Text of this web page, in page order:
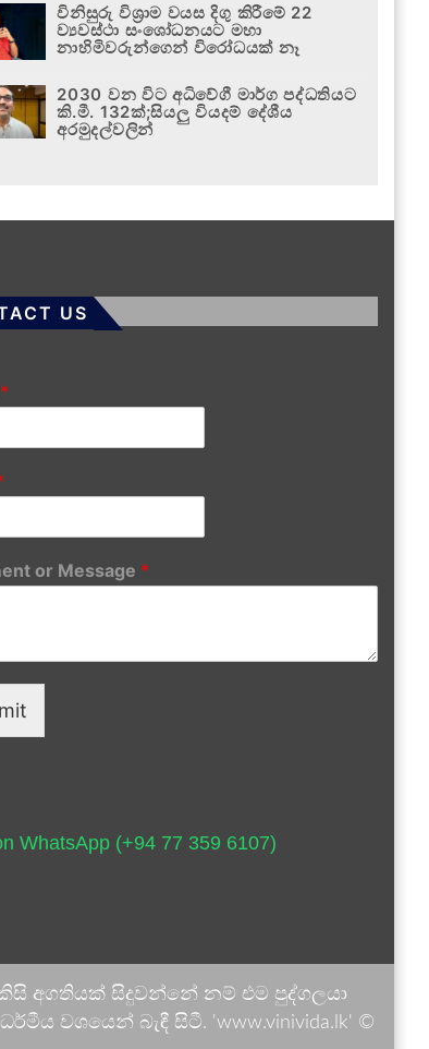
විනිසුරු විශ්‍රාම වයස දිගු කිරීමේ 22
ව්‍යවස්ථා සංශෝධනයට මහා
නාහිමිවරුන්ගෙන් විරෝධයක් නෑ
2030 වන විට අධිවේගී මාර්ග පද්ධතියට
කි.මී. 132ක්;සියලු වියදම් දේශීය
අරමුදල්වලින්
US
*
or Message *
WhatsApp (+94 77 359 6107)
අගතියක් සිදුවන්නේ නම් එම පුද්ගලයා
වශයෙන් බැඳී සිටී. 'www.vinivida.lk' ©